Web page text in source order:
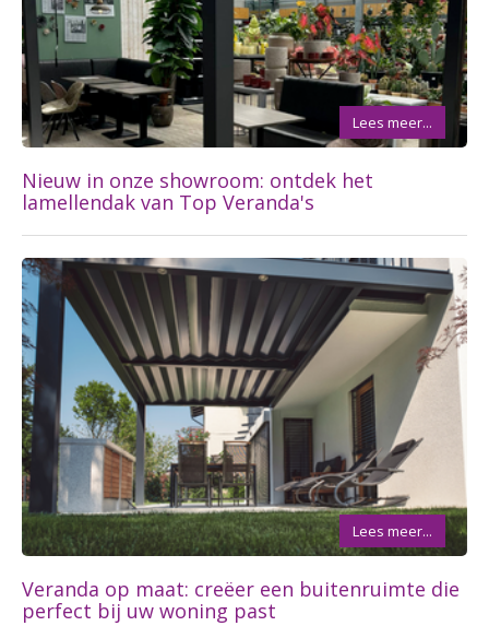
Nieuw in onze showroom: ontdek het
lamellendak van Top Veranda's
Lees meer...
Veranda op maat: creëer een buitenruimte die
perfect bij uw woning past
Lees meer...